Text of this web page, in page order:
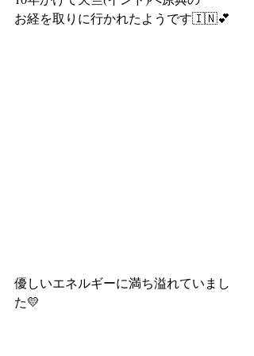
お経を取りに行かれたようです🇮🇳💕
優しいエネルギーに満ち溢れていまし
た💛